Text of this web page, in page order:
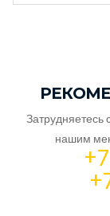
Затрудняетесь
нашим